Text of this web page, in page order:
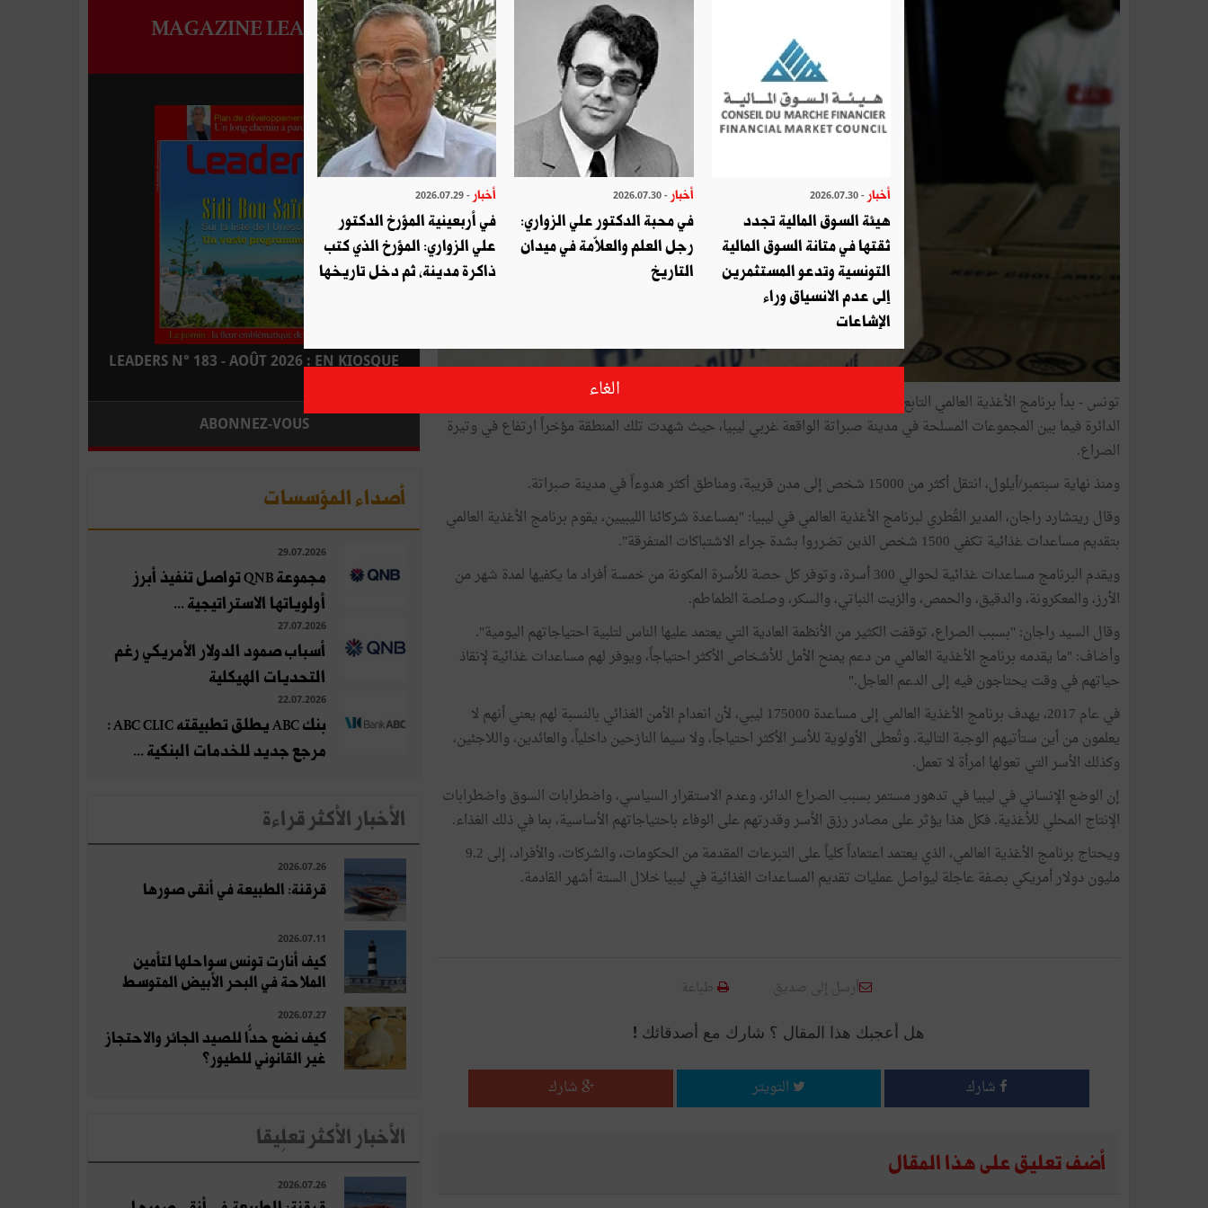
تونس - بدأ برنامج الأغذية العالمي التابع للأمم المتحدة تقديم مساعدات غذائية ضرورية للأسر النازحة بسبب المواجهات
الدائرة فيما بين المجموعات المسلحة في مدينة صبراتة الواقعة غربي ليبيا، حيث شهدت تلك المنطقة مؤخراً ارتفاع في وتيرة
الصراع.
ومنذ نهاية سبتمبر/أيلول، انتقل أكثر من 15000 شخص إلى مدن قريبة، ومناطق أكثر هدوءاً في مدينة صبراتة.
وقال ريتشارد راجان، المدير القُطري لبرنامج الأغذية العالمي في ليبيا: "بمساعدة شركائنا الليبيين، يقوم برنامج الأغذية العالمي
بتقديم مساعدات غذائية تكفي 1500 شخص الذين تضرروا بشدة جراء الاشتباكات المتفرقة".
ويقدم البرنامج مساعدات غذائية لحوالي 300 أسرة، وتوفر كل حصة للأسرة المكونة من خمسة أفراد ما يكفيها لمدة شهر من
الأرز، والمعكرونة، والدقيق، والحمص، والزيت النباتي، والسكر، وصلصة الطماطم.
وقال السيد راجان: "بسبب الصراع، توقفت الكثير من الأنظمة العادية التي يعتمد عليها الناس لتلبية احتياجاتهم اليومية".
وأضاف: "ما يقدمه برنامج الأغذية العالمي من دعم يمنح الأمل للأشخاص الأكثر احتياجاً، ويوفر لهم مساعدات غذائية لإنقاذ
حياتهم في وقت يحتاجون فيه إلى الدعم العاجل."
في عام 2017، يهدف برنامج الأغذية العالمي إلى مساعدة 175000 ليبي، لأن انعدام الأمن الغذائي بالنسبة لهم يعني أنهم لا
يعلمون من أين ستأتيهم الوجبة التالية. وتُعطى الأولوية للأسر الأكثر احتياجاً، ولا سيما النازحين داخلياً، والعائدين، واللاجئين،
وكذلك الأسر التي تعولها امرأة لا تعمل.
إن الوضع الإنساني في ليبيا في تدهور مستمر بسبب الصراع الدائر، وعدم الاستقرار السياسي، واضطرابات السوق واضطرابات
الإنتاج المحلي للأغذية. فكل هذا يؤثر على مصادر رزق الأسر وقدرتهم على الوفاء باحتياجاتهم الأساسية، بما في ذلك الغذاء.
ويحتاج برنامج الأغذية العالمي، الذي يعتمد اعتماداً كلياً على التبرعات المقدمة من الحكومات، والشركات، والأفراد، إلى 9.2
مليون دولار أمريكي بصفة عاجلة ليواصل عمليات تقديم المساعدات الغذائية في ليبيا خلال الستة أشهر القادمة.
أرسل إلى صديق طباعة
هل أعجبك هذا المقال ؟ شارك مع أصدقائك !
شارك التويتر شارك
أضف تعليق على هذا المقال
MAGAZINE LEADERS
LEADERS N° 183 - AOÛT 2026 : EN KIOSQUE
ABONNEZ-VOUS
أصداء المؤسسات
29.07.2026
مجموعة QNB تواصل تنفيذ أبرز
أولوياتها الاستراتيجية ...
27.07.2026
أسباب صمود الدولار الأمريكي رغم
التحديات الهيكلية
22.07.2026
بنك ABC يطلق تطبيقته ABC CLIC :
مرجع جديد للخدمات البنكية ...
الأخبار الأكثر قراءة
2026.07.26
قرقنة: الطبيعة في أنقى صورها
2026.07.11
كيف أنارت تونس سواحلها لتأمين
الملاحة في البحر الأبيض المتوسط
2026.07.27
كيف نضع حدًّا للصيد الجائر والاحتجاز
غير القانوني للطيور؟
الأخبار الأكثر تعلِيقا
2026.07.26
أخبار - 2026.07.30
هيئة السوق المالية تجدد
ثقتها في متانة السوق المالية
التونسية وتدعو المستثمرين
إلى عدم الانسياق وراء
الإشاعات
أخبار - 2026.07.30
في محبة الدكتور علي الزواري:
رجل العلم والعلاّمة في ميدان
التاريخ
أخبار - 2026.07.29
في أربعينية المؤرخ الدكتور
علي الزواري: المؤرخ الذي كتب
ذاكرة مدينة، ثم دخل تاريخها
الغاء